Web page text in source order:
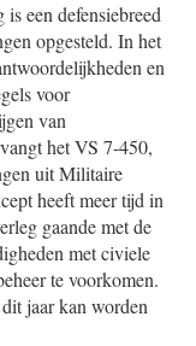
een defensiebreed
opgesteld. In het
en
voor
van
het VS 7-450,
uit Militaire
heeft meer tijd in
gaande met de
met civiele
te voorkomen.
jaar kan worden